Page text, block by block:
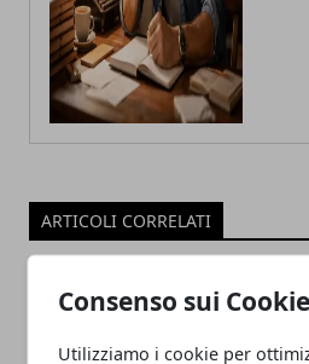
Consenso sui Cookie
Utilizziamo i cookie per
ARTICOLI CORRELATI